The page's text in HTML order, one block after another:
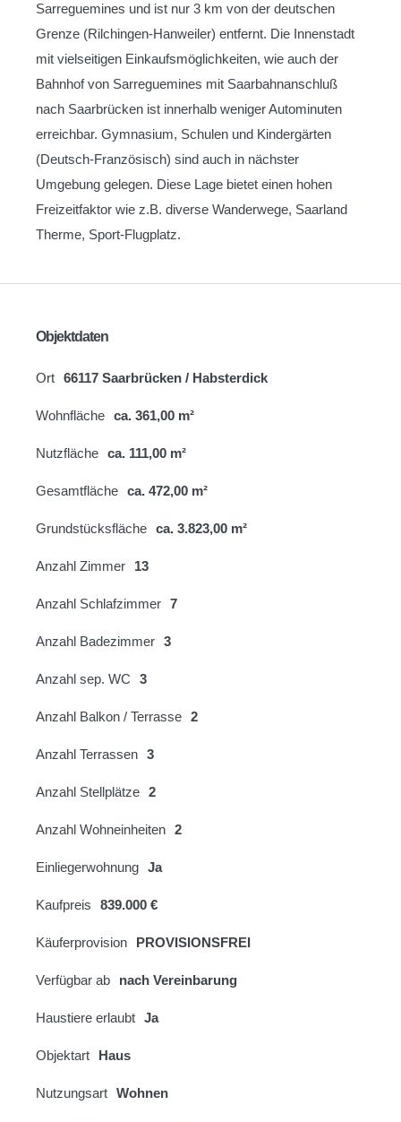
Sarreguemines und ist nur 3 km von der deutschen
Grenze (Rilchingen-Hanweiler) entfernt. Die Innenstadt
mit vielseitigen Einkaufsmöglichkeiten, wie auch der
Bahnhof von Sarreguemines mit Saarbahnanschluß
nach Saarbrücken ist innerhalb weniger Autominuten
erreichbar. Gymnasium, Schulen und Kindergärten
(Deutsch-Französisch) sind auch in nächster
Umgebung gelegen. Diese Lage bietet einen hohen
Freizeitfaktor wie z.B. diverse Wanderwege, Saarland
Therme, Sport-Flugplatz.
Objektdaten
Ort 66117 Saarbrücken / Habsterdick
Wohnfläche ca. 361,00 m²
Nutzfläche ca. 111,00 m²
Gesamtfläche ca. 472,00 m²
Grundstücksfläche ca. 3.823,00 m²
Anzahl Zimmer 13
Anzahl Schlafzimmer 7
Anzahl Badezimmer 3
Anzahl sep. WC 3
Anzahl Balkon / Terrasse 2
Anzahl Terrassen 3
Anzahl Stellplätze 2
Anzahl Wohneinheiten 2
Einliegerwohnung Ja
Kaufpreis 839.000 €
Käuferprovision PROVISIONSFREI
Verfügbar ab nach Vereinbarung
Haustiere erlaubt Ja
Objektart Haus
Nutzungsart Wohnen